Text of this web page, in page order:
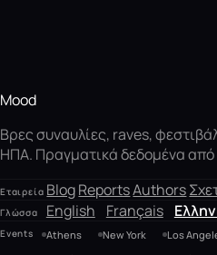
Mood
Βρες συναυλίες, raves,
ΗΠΑ. Πραγματικά δεδομένα
Εταιρεία BlogReportsAuthors
Γλώσσα English Français
Events Athens New York Los